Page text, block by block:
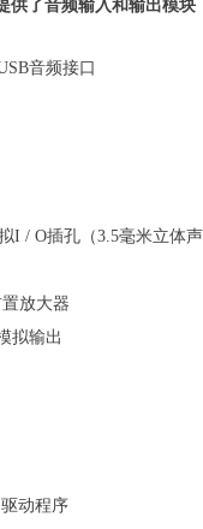
了音频输入和输出模
音频接口
I / O插孔（3.5毫米立体声
放大器
拟输出
动程序